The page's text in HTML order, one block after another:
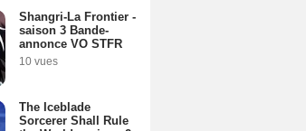
Shangri-La Frontier -
saison 3 Bande-
annonce VO STFR
10 vues
The Iceblade
Sorcerer Shall Rule